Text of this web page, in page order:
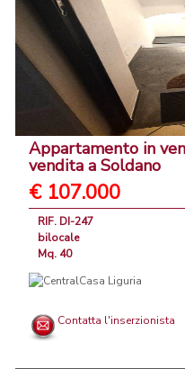
Appartamento in
vendita a Soldano
€ 107.000
RIF. DI-247
bilocale
Mq. 40
Contatta l'inserzionista